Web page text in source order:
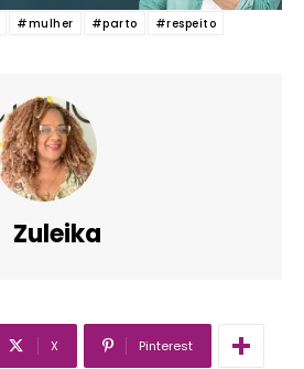
#mulher #parto #respeito
Zuleika
X Pinterest